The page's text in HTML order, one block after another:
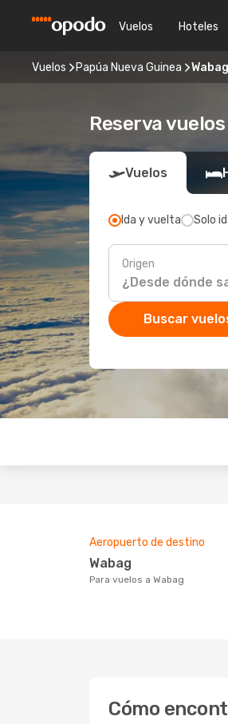
Vuelos Hoteles
Vuelos Papúa Nueva Guinea Wabag
Reserva
Vuelos
Ida y vuelta Solo
Origen
Buscar
Aeropuerto de destino
Wabag
Para vuelos a Wabag
Cómo